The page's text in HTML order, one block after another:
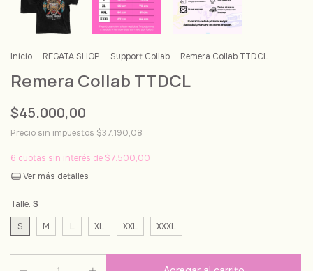
Inicio . REGATA SHOP . Support Collab . Remera Collab TTDCL
Remera Collab TTDCL
$45.000,00
Precio sin impuestos $37.190,08
6 cuotas sin interés de $7.500,00
Ver más detalles
Talle: S
S
M L XL XXL XXXL